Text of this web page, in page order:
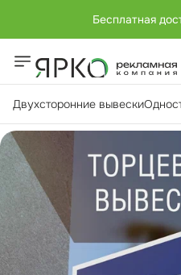
Бесплатная
Двухсторонние вывески